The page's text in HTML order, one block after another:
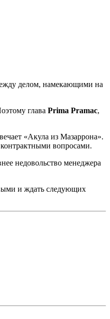
делом, намекающими на
глава Prima Pramac,
«Акула из Мазаррона».
вопросами.
недовольство менеджера
и ждать следующих